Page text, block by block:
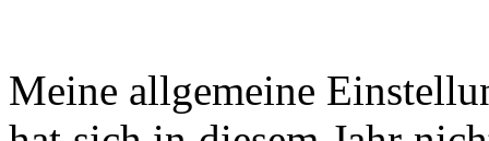
Meine allgemeine